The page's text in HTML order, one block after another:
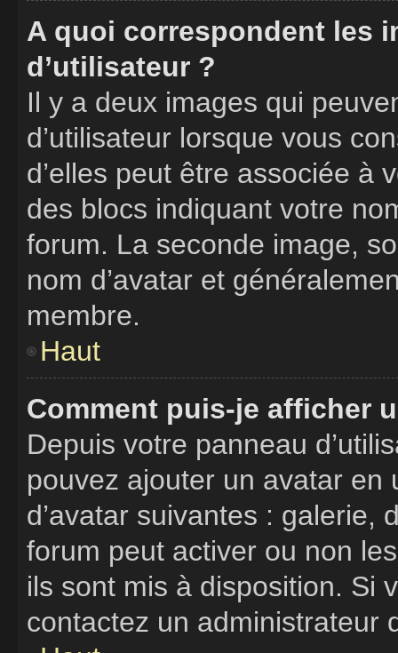
A quoi correspondent les
d’utilisateur ?
Il y a deux images qui
d’utilisateur lorsque vous
d’elles peut être associée à
des blocs indiquant votre
forum. La seconde image,
nom d’avatar et
membre.
Haut
Comment puis-je afficher
Depuis votre panneau
pouvez ajouter un avatar en
d’avatar suivantes : galerie,
forum peut activer ou non
ils sont mis à disposition. Si
contactez un administrateur